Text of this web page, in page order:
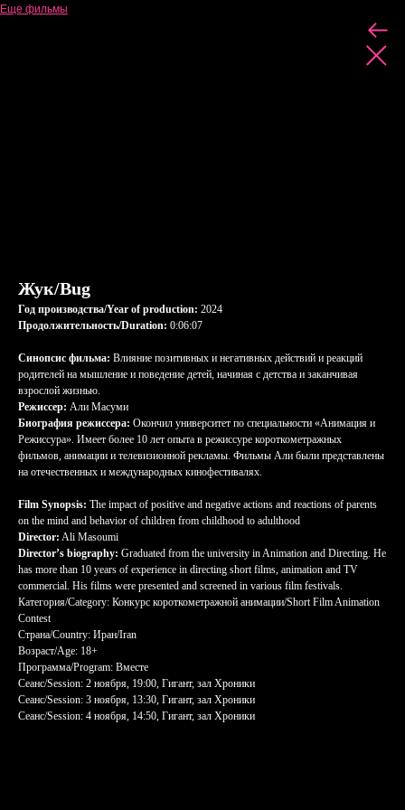
Еще фильмы
Жук/Bug
Год производства/Year of production: 2024
Продолжительность/Duration: 0:06:07
Синопсис фильма: Влияние позитивных и негативных действий и реакций
родителей на мышление и поведение детей, начиная с детства и заканчивая
взрослой жизнью.
Режиссер: Али Масуми
Биография режиссера: Окончил университет по специальности «Анимация и
Режиссура». Имеет более 10 лет опыта в режиссуре короткометражных
фильмов, анимации и телевизионной рекламы. Фильмы Али были представлены
на отечественных и международных кинофестивалях.
Film Synopsis: The impact of positive and negative actions and reactions of parents
on the mind and behavior of children from childhood to adulthood
Director: Ali Masoumi
Director’s biography: Graduated from the university in Animation and Directing. He
has more than 10 years of experience in directing short films, animation and TV
commercial. His films were presented and screened in various film festivals.
Категория/Category: Конкурс короткометражной анимации/Short Film Animation
Contest
Страна/Country: Иран/Iran
Возраст/Age: 18+
Программа/Program: Вместе
Сеанс/Session: 2 ноября, 19:00, Гигант, зал Хроники
Сеанс/Session: 3 ноября, 13:30, Гигант, зал Хроники
Сеанс/Session: 4 ноября, 14:50, Гигант, зал Хроники